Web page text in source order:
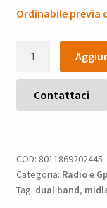
era:
Ordinabile
Radio
trasmettitore
walkie
talkie
Midland
Dual
Band
quantità
Contattaci
COD: 8011869202445
Categoria: Radio e
Tag: dual band,